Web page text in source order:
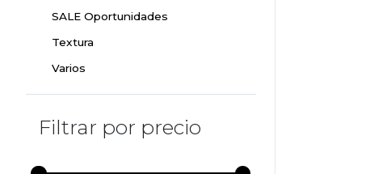
SALE Oportunidades
Textura
Varios
Filtrar por precio